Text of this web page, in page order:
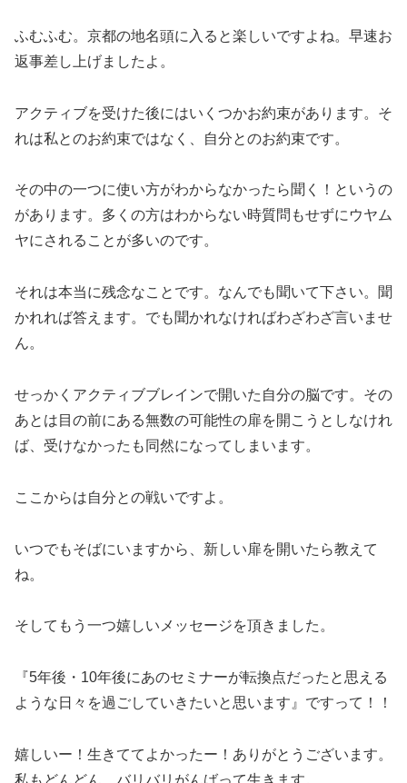
ふむふむ。京都の地名頭に入ると楽しいですよね。早速お
返事差し上げましたよ。
アクティブを受けた後にはいくつかお約束があります。そ
れは私とのお約束ではなく、自分とのお約束です。
その中の一つに使い方がわからなかったら聞く！というの
があります。多くの方はわからない時質問もせずにウヤム
ヤにされることが多いのです。
それは本当に残念なことです。なんでも聞いて下さい。聞
かれれば答えます。でも聞かれなければわざわざ言いませ
ん。
せっかくアクティブブレインで開いた自分の脳です。その
あとは目の前にある無数の可能性の扉を開こうとしなけれ
ば、受けなかったも同然になってしまいます。
ここからは自分との戦いですよ。
いつでもそばにいますから、新しい扉を開いたら教えて
ね。
そしてもう一つ嬉しいメッセージを頂きました。
『5年後・10年後にあのセミナーが転換点だったと思える
ような日々を過ごしていきたいと思います』ですって！！
嬉しいー！生きててよかったー！ありがとうございます。
私もどんどん、バリバリがんばって生きます。